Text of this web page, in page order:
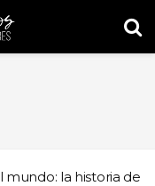
mundo: la historia de